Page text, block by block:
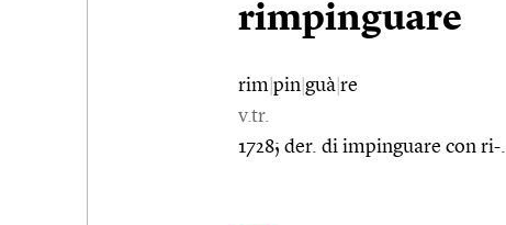
rimpinguare
rim pin guà re
v.tr.
1728; der. di impinguare con ri-.